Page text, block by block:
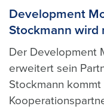
Development
Stockmann wird
Der Development
erweitert sein
Stockmann